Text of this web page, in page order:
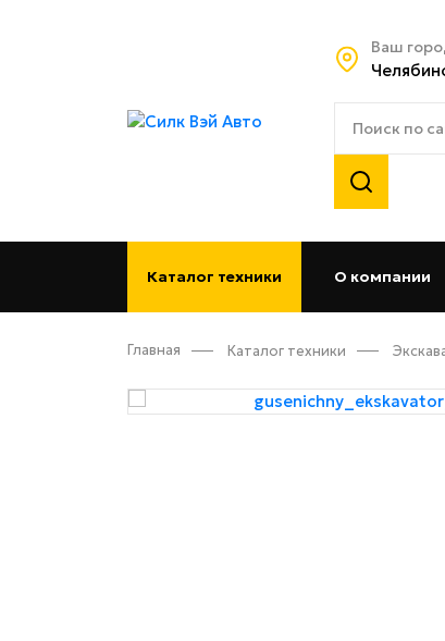
Ваш
Каталог техники О компании
Главная Каталог техники